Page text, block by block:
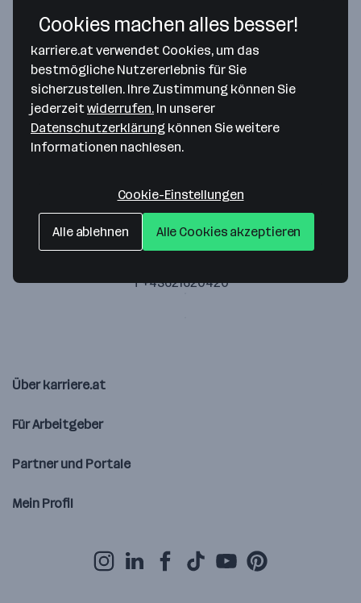
Bitte stimme unseren Cookie-
Richtlinien zu, um diese Karte
anzuzeigen.
Zustimmung geben
Baier Technik GmbH & Co KG
Pfongauer Str. 69
5202 Neumarkt am Wallersee— Route berechnen
T +43621620420
Über karriere.at
Für Arbeitgeber
Partner und Portale
Mein Profil
Cookies machen alles besser!
karriere.at verwendet Cookies, um das
bestmögliche Nutzererlebnis für Sie
sicherzustellen. Ihre Zustimmung können Sie
jederzeitwiderrufen. In unserer
Datenschutzerklärung können Sie weitere
Informationen nachlesen.
Cookie-Einstellungen
Alle ablehnen Alle Cookies akzeptieren